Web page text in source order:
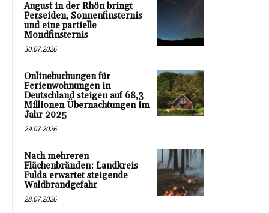
August in der Rhön bringt
Perseiden, Sonnenfinsternis
und eine partielle
Mondfinsternis
30.07.2026
Onlinebuchungen für
Ferienwohnungen in
Deutschland steigen auf 68,3
Millionen Übernachtungen im
Jahr 2025
29.07.2026
Nach mehreren
Flächenbränden: Landkreis
Fulda erwartet steigende
Waldbrandgefahr
28.07.2026